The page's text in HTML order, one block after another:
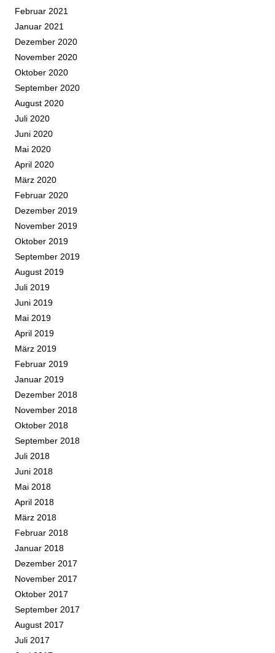
Februar 2021
Januar 2021
Dezember 2020
November 2020
Oktober 2020
September 2020
August 2020
Juli 2020
Juni 2020
Mai 2020
April 2020
März 2020
Februar 2020
Dezember 2019
November 2019
Oktober 2019
September 2019
August 2019
Juli 2019
Juni 2019
Mai 2019
April 2019
März 2019
Februar 2019
Januar 2019
Dezember 2018
November 2018
Oktober 2018
September 2018
Juli 2018
Juni 2018
Mai 2018
April 2018
März 2018
Februar 2018
Januar 2018
Dezember 2017
November 2017
Oktober 2017
September 2017
August 2017
Juli 2017